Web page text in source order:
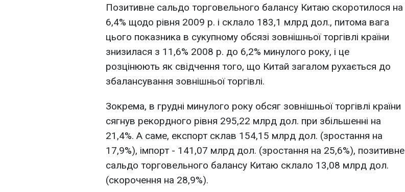
Позитивне сальдо торговельного балансу Китаю скоротилося на
6,4% щодо рівня 2009 р. і склало 183,1 млрд дол., питома вага
цього показника в сукупному обсязі зовнішньої торгівлі країни
знизилася з 11,6% 2008 р. до 6,2% минулого року, і це
розцінюють як свідчення того, що Китай загалом рухається до
збалансування зовнішньої торгівлі.
Зокрема, в грудні минулого року обсяг зовнішньої торгівлі країни
сягнув рекордного рівня 295,22 млрд дол. при збільшенні на
21,4%. А саме, експорт склав 154,15 млрд дол. (зростання на
17,9%), імпорт - 141,07 млрд дол. (зростання на 25,6%), позитивне
сальдо торговельного балансу Китаю склало 13,08 млрд дол.
(скорочення на 28,9%).